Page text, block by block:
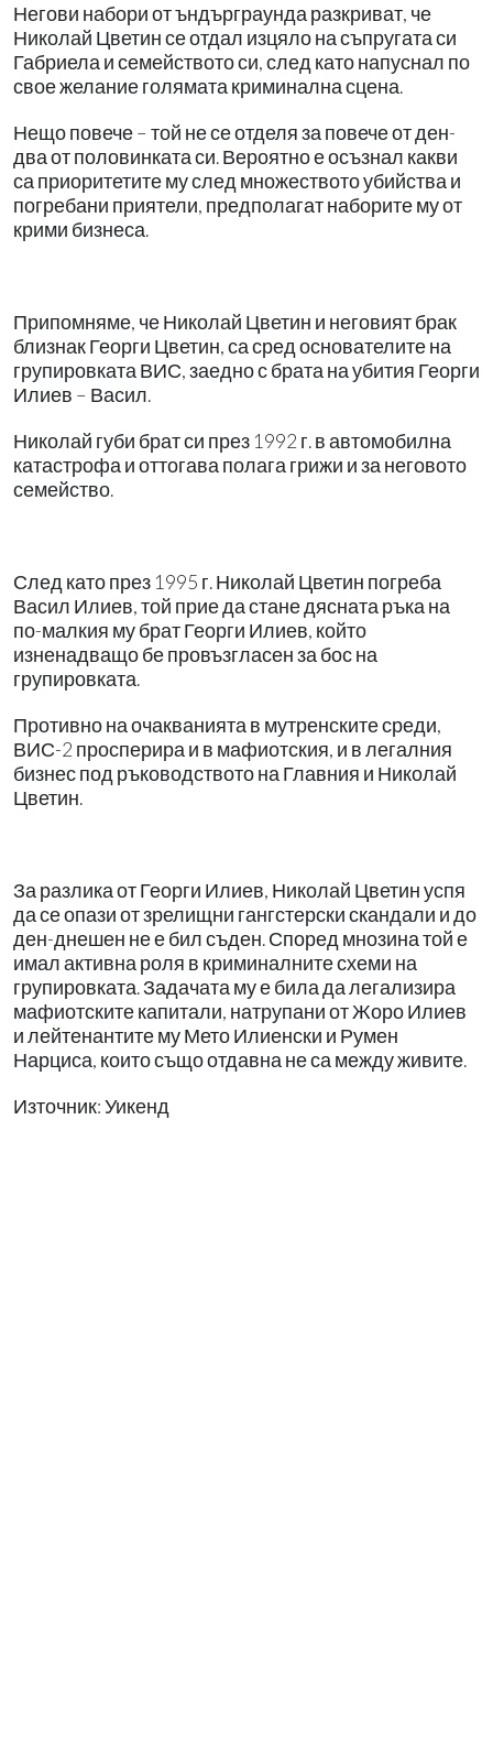
Негови набори от ъндърграунда разкриват, че
Николай Цветин се отдал изцяло на съпругата си
Габриела и семейството си, след като напуснал по
свое желание голямата криминална сцена.
Нещо повече – той не се отделя за повече от ден-
два от половинката си. Вероятно е осъзнал какви
са приоритетите му след множеството убийства и
погребани приятели, предполагат наборите му от
крими бизнеса.
Припомняме, че Николай Цветин и неговият брак
близнак Георги Цветин, са сред основателите на
групировката ВИС, заедно с брата на убития Георги
Илиев – Васил.
Николай губи брат си през 1992 г. в автомобилна
катастрофа и оттогава полага грижи и за неговото
семейство.
След като през 1995 г. Николай Цветин погреба
Васил Илиев, той прие да стане дясната ръка на
по-малкия му брат Георги Илиев, който
изненадващо бе провъзгласен за бос на
групировката.
Противно на очакванията в мутренските среди,
ВИС-2 просперира и в мафиотския, и в легалния
бизнес под ръководството на Главния и Николай
Цветин.
За разлика от Георги Илиев, Николай Цветин успя
да се опази от зрелищни гангстерски скандали и до
ден-днешен не е бил съден. Според мнозина той е
имал активна роля в криминалните схеми на
групировката. Задачата му е била да легализира
мафиотските капитали, натрупани от Жоро Илиев
и лейтенантите му Мето Илиенски и Румен
Нарциса, които също отдавна не са между живите.
Източник: Уикенд